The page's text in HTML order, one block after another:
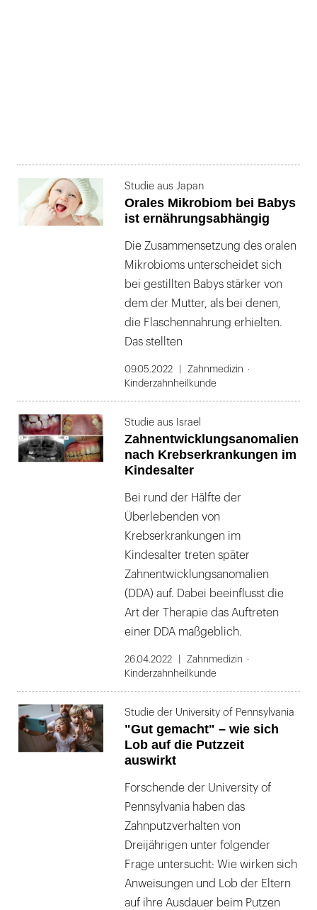
Studie aus Japan
Orales Mikrobiom bei Babys
ist ernährungsabhängig
Die Zusammensetzung des oralen
Mikrobioms unterscheidet sich
bei gestillten Babys stärker von
dem der Mutter, als bei denen,
die Flaschennahrung erhielten.
Das stellten
09.05.2022
Zahnmedizin
Kinderzahnheilkunde
Studie aus Israel
Zahnentwicklungsanomalien
nach Krebserkrankungen im
Kindesalter
Bei rund der Hälfte der
Überlebenden von
Krebserkrankungen im
Kindesalter treten später
Zahnentwicklungsanomalien
(DDA) auf. Dabei beeinflusst die
Art der Therapie das Auftreten
einer DDA maßgeblich.
26.04.2022
Zahnmedizin
Kinderzahnheilkunde
Studie der University of Pennsylvania
"Gut gemacht" – wie sich
Lob auf die Putzzeit
auswirkt
Forschende der University of
Pennsylvania haben das
Zahnputzverhalten von
Dreijährigen unter folgender
Frage untersucht: Wie wirken sich
Anweisungen und Lob der Eltern
auf ihre Ausdauer beim Putzen